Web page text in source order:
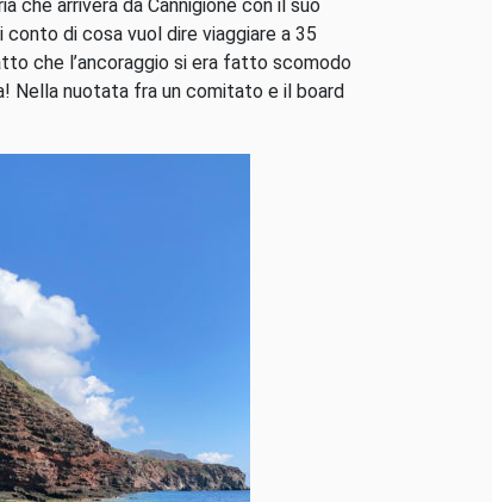
che arriverà da Cannigione con il suo
di cosa vuol dire viaggiare a 35
che l’ancoraggio si era fatto scomodo
Nella nuotata fra un comitato e il board